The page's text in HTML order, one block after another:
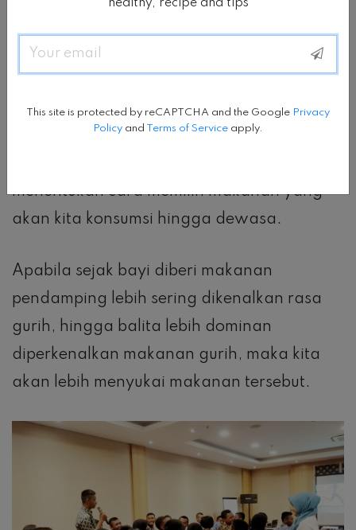
merasakan rasa sudah dimulai sejak di
Selain itu pengaruh pengenalan pola
menentukan cara memilih makanan yang
akan kita konsumsi hingga dewasa.
Apabila sejak bayi diberi makanan
pendamping lebih sering dikenalkan rasa
gurih, hingga balita lebih dominan
diperkenalkan makanan gurih, maka kita
akan lebih menyukai makanan tersebut.
healthy, recipe and tips
Email
This site is protected by reCAPTCHA and the Google Privacy
Policy and Terms of Service apply.